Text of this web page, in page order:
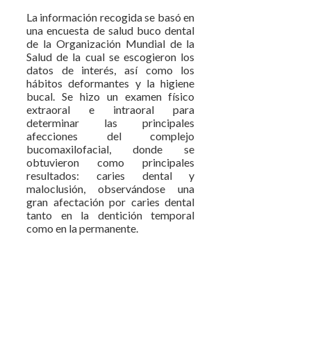
La información recogida se basó en
una encuesta de salud buco dental
de la Organización Mundial de la
Salud de la cual se escogieron los
datos de interés, así como los
hábitos deformantes y la higiene
bucal. Se hizo un examen físico
extraoral e intraoral para
determinar las principales
afecciones del complejo
bucomaxilofacial, donde se
obtuvieron como principales
resultados: caries dental y
maloclusión, observándose una
gran afectación por caries dental
tanto en la dentición temporal
como en la permanente.